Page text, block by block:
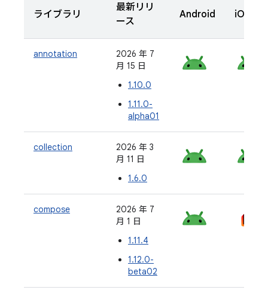
ライブラリ
最新リリ
ース
Android iOS
annotation
2026 年 7
月 15 日
1.10.0
1.11.0-
alpha01
collection
2026 年 3
月 11 日
1.6.0
compose
2026 年 7
月 1 日
1.11.4
1.12.0-
beta02